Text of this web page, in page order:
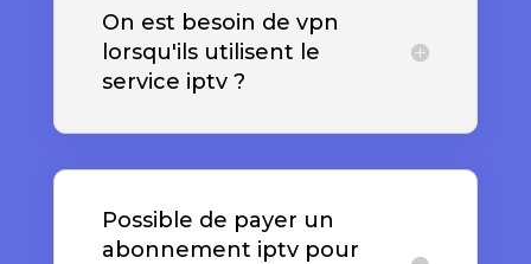
On est besoin de vpn
lorsqu'ils utilisent le
service iptv ?
Possible de payer un
abonnement iptv pour